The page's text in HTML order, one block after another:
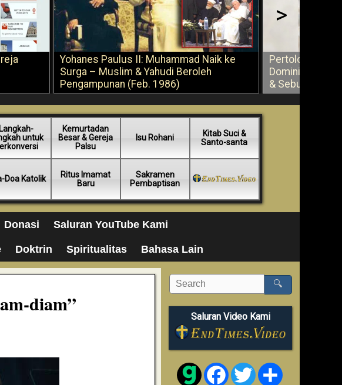
Yohanes Paulus II: Muhammad Naik ke
Surga – Muslim & Yahudi Beroleh
Pengampunan (Feb. 1986)
Pertolongan
Dominikus
& Sebuah Saran
>
Langkah-
untuk
Kemurtadan
Besar & Gereja
Palsu
Isu Rohani
Kitab Suci &
Santo-santa
Doa Katolik
Ritus Imamat
Baru
Sakramen
Pembaptisan
Donasi Saluran YouTube Kami
Doktrin Spiritualitas Bahasa Lain
diam”
🔍
Saluran Video Kami
FacebookTwitter